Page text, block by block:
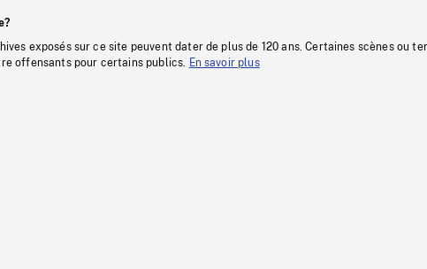
exposés sur ce site peuvent dater de plus de 120 ans. Certaines scènes ou
offensants pour certains publics.
En savoir plus